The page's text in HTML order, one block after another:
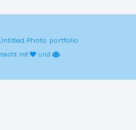
Photo portfolio
mit und